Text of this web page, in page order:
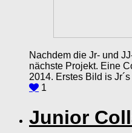
Nachdem die Jr- und
nächste Projekt. Eine
2014. Erstes Bild is
1
Junior